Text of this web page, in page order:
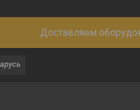
Доставляем